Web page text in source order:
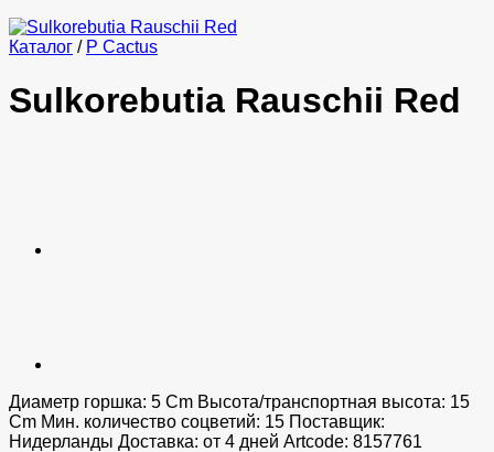
Каталог / P Cactus
Sulkorebutia Rauschii Red
Диаметр горшка: 5 Cm Высота/транспортная высота: 15
Cm Мин. количество соцветий: 15 Поставщик:
Нидерланды Доставка: от 4 дней Artcode: 8157761